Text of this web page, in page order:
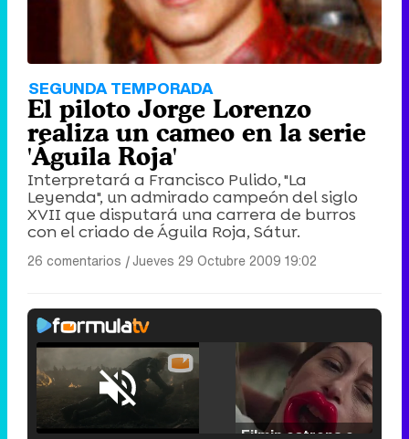
SEGUNDA TEMPORADA
El piloto Jorge Lorenzo
realiza un cameo en la serie
'Águila Roja'
Interpretará a Francisco Pulido, "La
Leyenda", un admirado campeón del siglo
XVII que disputará una carrera de burros
con el criado de Águila Roja, Sátur.
26 comentarios |Jueves 29 Octubre 2009 19:02
Unmute /
Loaded
29.30%